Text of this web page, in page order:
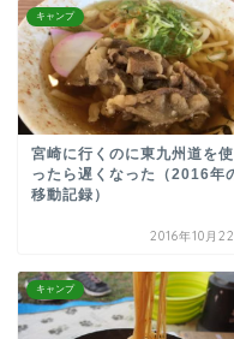
キャンプ
宮崎に行くのに東九州道を使
ったら遅くなった（2016年
移動記録）
2016年10月
キャンプ